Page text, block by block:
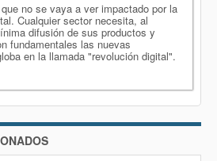
no se vaya a ver impactado por la
Cualquier sector necesita, al
difusión de sus productos y
fundamentales las nuevas
en la llamada "revolución digital".